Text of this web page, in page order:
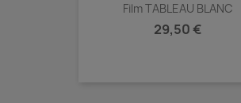
Film TABLEAU BLANC
Prix
29,50 €